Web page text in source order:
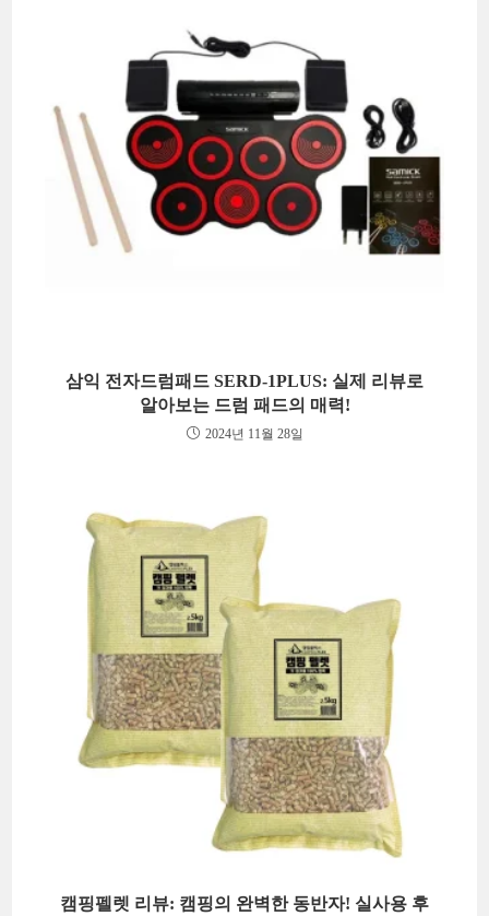
삼익 전자드럼패드 SERD-1PLUS: 실제 리뷰로
알아보는 드럼 패드의 매력!
2024년 11월 28일
캠핑펠렛 리뷰: 캠핑의 완벽한 동반자! 실사용 후